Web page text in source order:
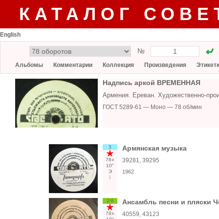
КАТАЛОГ
English
№
Альбомы Комментарии Коллекция Произведения
Надпись аркой ВРЕМЕННАЯ
Армения. Ереван. Художественно-
ГОСТ 5289-61 — Моно — 78 об/мин
3
78○
10"
Э
1
Армянская музыка
39281, 39295
1962
2/6
78○
Ансамбль песни и пляски
40559, 43123